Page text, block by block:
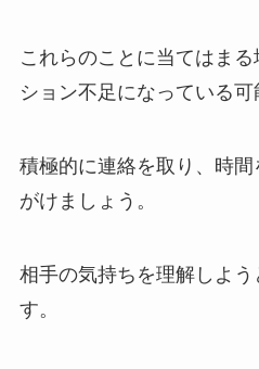
これらのことに当てはま
ション不足になっている可
積極的に連絡を取り、時
がけましょう。
相手の気持ちを理解しよ
す。